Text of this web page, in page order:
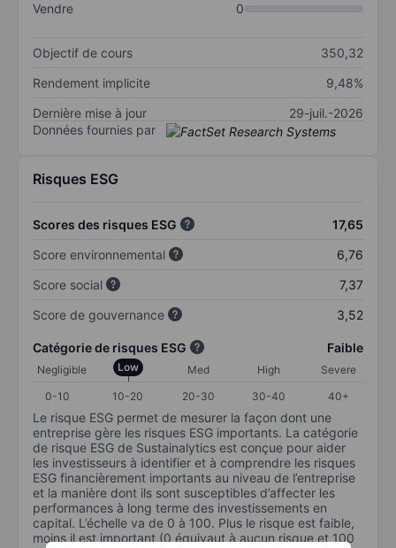
Vendre
0
Objectif de cours
350,32
Rendement implicite
9,48%
Dernière mise à jour
29-juil.-2026
Données fournies par
Risques ESG
Scores des risques ESG
17,65
Score environnemental
6,76
Score social
7,37
Score de gouvernance
3,52
Catégorie de risques ESG Faible
Negligible Low Med High
Severe
0-10
10-20 20-30 30-40 40+
Le risque ESG permet de mesurer la façon dont une
entreprise gère les risques ESG importants. La catégorie
de risque ESG de Sustainalytics est conçue pour aider
les investisseurs à identifier et à comprendre les risques
ESG financièrement importants au niveau de l’entreprise
et la manière dont ils sont susceptibles d’affecter les
performances à long terme des investissements en
capital. L’échelle va de 0 à 100. Plus le risque est faible,
moins il est important (0 équivaut à aucun risque et 100